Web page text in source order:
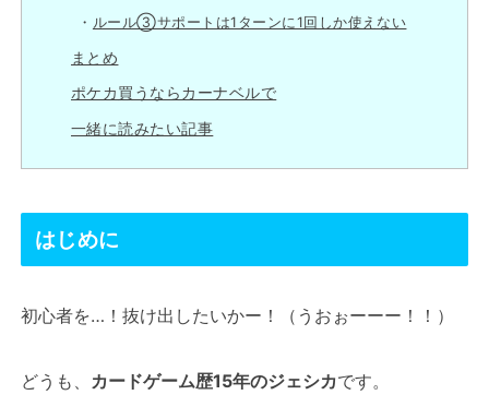
ルール③サポートは1ターンに1回しか使えない
まとめ
ポケカ買うならカーナベルで
一緒に読みたい記事
はじめに
初心者を…！抜け出したいかー！（うおぉーーー！！）
どうも、 カードゲーム歴15年のジェシカです。